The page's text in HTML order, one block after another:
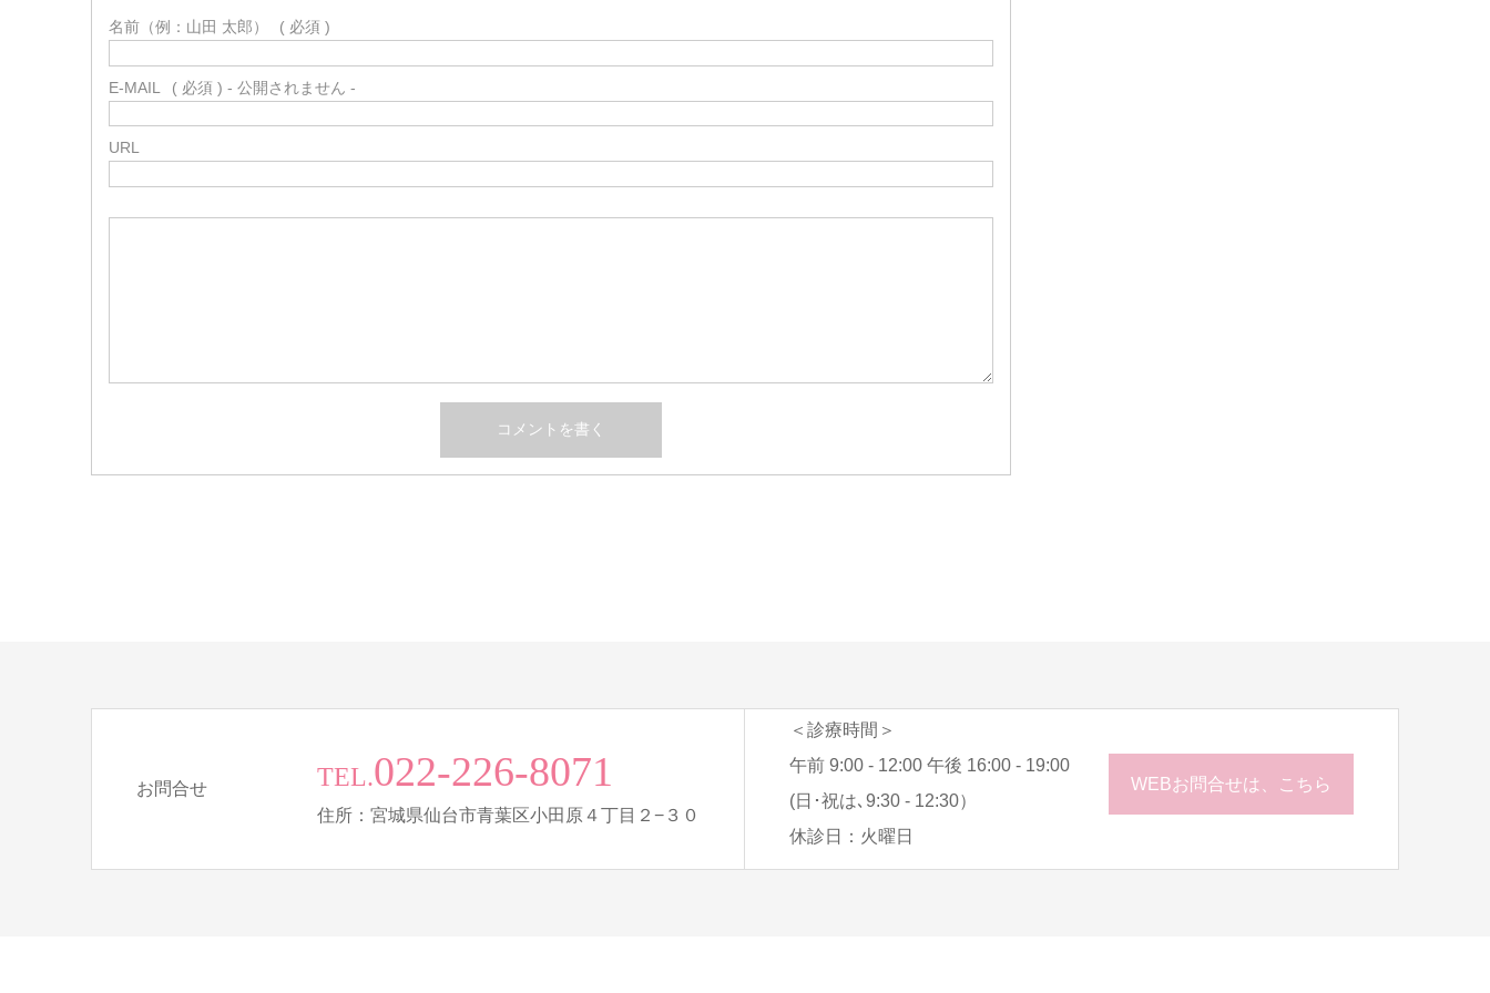
名前（例：山田 太郎） ( 必須 )
E-MAIL ( 必須 ) - 公開されません -
URL
お問合せ TEL.022-226-8071
住所：宮城県仙台市青葉区小田原４丁目２−３０
＜診療時間＞
午前 9:00 - 12:00 午後 16:00 - 19:00
(日･祝は､9:30 - 12:30）
休診日：火曜日
WEBお問合せは、こちら